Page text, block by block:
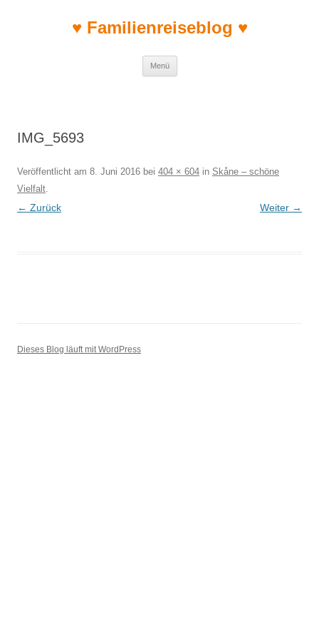
♥ Familienreiseblog ♥
Menü
IMG_5693
Veröffentlicht am 8. Juni 2016 bei 404 × 604 in Skåne – schöne
Vielfalt.
← Zurück Weiter →
Dieses Blog läuft mit WordPress